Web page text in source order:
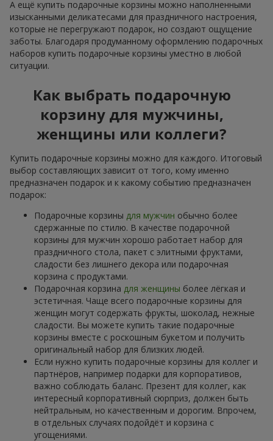
А ещё купить подарочные корзины можно наполненными
изысканными деликатесами для праздничного настроения,
которые не перегружают подарок, но создают ощущение
заботы. Благодаря продуманному оформлению подарочных
наборов купить подарочные корзины уместно в любой
ситуации.
Как выбрать подарочную
корзину для мужчины,
женщины или коллеги?
Купить подарочные корзины можно для каждого. Итоговый
выбор составляющих зависит от того, кому именно
предназначен подарок и к какому событию предназначен
подарок:
Подарочные корзины для мужчин обычно более
сдержанные по стилю. В качестве подарочной
корзины для мужчин хорошо работает набор для
праздничного стола, пакет с элитными фруктами,
сладости без лишнего декора или подарочная
корзина с продуктами.
Подарочная корзина для женщины более лёгкая и
эстетичная. Чаще всего подарочные корзины для
женщин могут содержать фрукты, шоколад, нежные
сладости. Вы можете купить такие подарочные
корзины вместе с роскошным букетом и получить
оригинальный набор для близких людей.
Если нужно купить подарочные корзины для коллег и
партнёров, например подарки для корпоративов,
важно соблюдать баланс. Презент для коллег, как
интересный корпоративный сюрприз, должен быть
нейтральным, но качественным и дорогим. Впрочем,
в отдельных случаях подойдёт и корзина с
угощениями.